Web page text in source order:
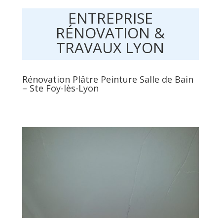
ENTREPRISE
RÉNOVATION &
TRAVAUX LYON
Rénovation Plâtre Peinture Salle de Bain
– Ste Foy-lès-Lyon